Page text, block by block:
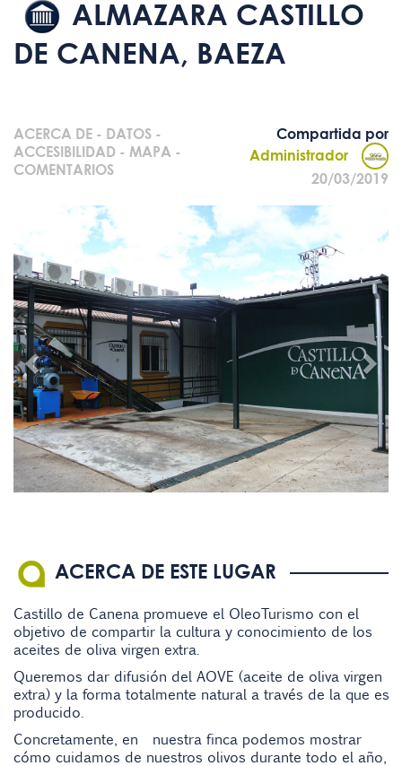
ALMAZARA CASTILLO
DE CANENA, BAEZA
ACERCA DE - DATOS -
ACCESIBILIDAD - MAPA -
COMENTARIOS
Compartida por
Administrador
20/03/2019
ACERCA DE ESTE LUGAR
Castillo de Canena promueve el OleoTurismo con el
objetivo de compartir la cultura y conocimiento de los
aceites de oliva virgen extra.
Queremos dar difusión del AOVE (aceite de oliva virgen
extra) y la forma totalmente natural a través de la que es
producido.
Concretamente, en nuestra finca podemos mostrar
cómo cuidamos de nuestros olivos durante todo el año,